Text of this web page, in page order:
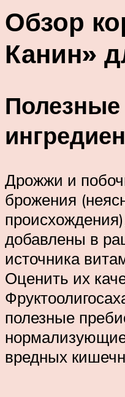
Обзор
Канин»
Полезные
Дрожжи и
брожения
добавлены в
источника
Оценить их
полезные
вредных